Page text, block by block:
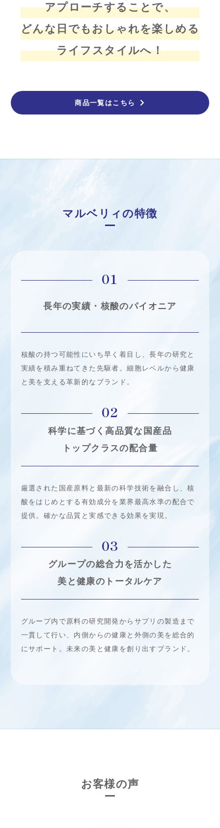
アプローチすることで、
どんな日でもおしゃれを楽しめる
ライフスタイルへ！
商品一覧はこちら
マルベリィの特徴
長年の実績・核酸のパイオニア
01
核酸の持つ可能性にいち早く着目し、長年の研究と
実績を積み重ねてきた先駆者。細胞レベルから健康
と美を支える革新的なブランド。
科学に基づく高品質な国産品
トップクラスの配合量
02
厳選された国産原料と最新の科学技術を融合し、核
酸をはじめとする有効成分を業界最高水準の配合で
提供。確かな品質と実感できる効果を実現。
グループの総合力を活かした
美と健康のトータルケア
03
グループ内で原料の研究開発からサプリの製造まで
一貫して行い、内側からの健康と外側の美を総合的
にサポート。未来の美と健康を創り出すブランド。
お客様の声